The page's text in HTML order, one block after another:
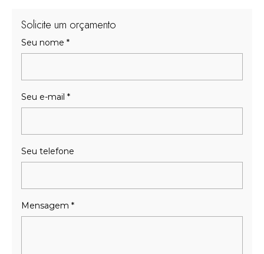
Solicite um orçamento
Seu nome *
Seu e-mail *
Seu telefone
Mensagem *